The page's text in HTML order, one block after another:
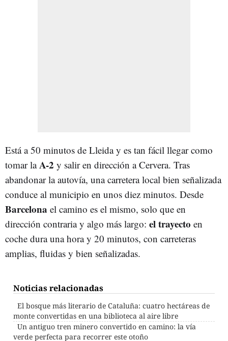
Está a 50 minutos de Lleida y es tan fácil llegar como
tomar laA-2 y salir en dirección a Cervera. Tras
abandonar la autovía, una carretera local bien señalizada
conduce al municipio en unos diez minutos. Desde
Barcelona el camino es el mismo, solo que en
dirección contraria y algo más largo: el trayecto en
coche dura una hora y 20 minutos, con carreteras
amplias, fluidas y bien señalizadas.
Noticias relacionadas
El bosque más literario de Cataluña: cuatro hectáreas de
monte convertidas en una biblioteca al aire libre
Un antiguo tren minero convertido en camino: la vía
verde perfecta para recorrer este otoño